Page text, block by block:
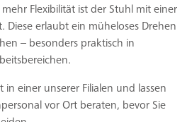
Flexibilität ist der Stuhl mit einer
erlaubt ein müheloses Drehen
– besonders praktisch in
in einer unserer Filialen und lassen
vor Ort beraten, bevor Sie